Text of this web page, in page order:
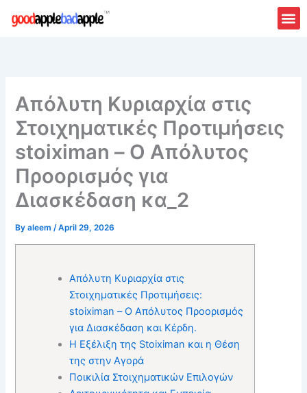
Απόλυτη Κυριαρχία στις
Στοιχηματικές Προτιμήσεις
stoiximan – Ο Απόλυτος
Προορισμός για
Διασκέδαση κα_2
Byaleem/April 29, 2026
Απόλυτη Κυριαρχία στις
Στοιχηματικές Προτιμήσεις:
stoiximan – Ο Απόλυτος Προορισμός
για Διασκέδαση και Κέρδη.
Η Εξέλιξη της Stoiximan και η Θέση
της στην Αγορά
Ποικιλία Στοιχηματικών Επιλογών